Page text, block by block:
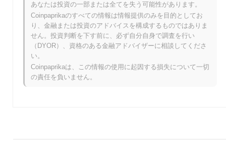
Puzzle Inuは、より広範な暗号市場と比較してどのよ
うなパフォーマンスですか？
過去7日間で、Puzzle Inuは0.00%上昇し、0.82%の上昇を記録し
た全体の暗号市場を下回っています。これは、より広範な市場の
モメンタムと比較して、PINU4の価格アクションにおける一時的
な遅れを示しています。
あなたは投資の一部または全てを失う可能性があります。
Coinpaprikaのすべての情報は情報提供のみを目的としてお
り、金融または投資のアドバイスを構成するものではありま
せん。投資判断を下す前に、必ず自分自身で調査を行い
（DYOR）、資格のある金融アドバイザーに相談してくださ
い。
Coinpaprikaは、この情報の使用に起因する損失について一切
の責任を負いません。